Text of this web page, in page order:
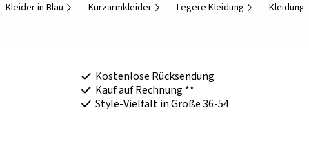
Kleider in Blau Kurzarmkleider Legere Kleidung Kleidung
Kostenlose Rücksendung
Kauf auf Rechnung **
Style-Vielfalt in Größe 36-54